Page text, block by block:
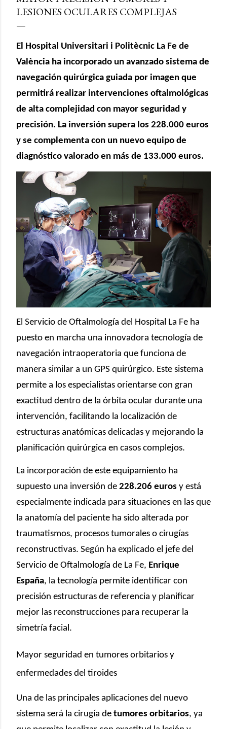
LESIONES OCULARES COMPLEJAS
El Hospital Universitari i Politècnic La Fe de
València ha incorporado un avanzado sistema de
navegación quirúrgica guiada por imagen que
permitirá realizar intervenciones oftalmológicas
de alta complejidad con mayor seguridad y
precisión. La inversión supera los 228.000 euros
y se complementa con un nuevo equipo de
diagnóstico valorado en más de 133.000 euros.
El Servicio de Oftalmología del Hospital La Fe ha
puesto en marcha una innovadora tecnología de
navegación intraoperatoria que funciona de
manera similar a un GPS quirúrgico. Este sistema
permite a los especialistas orientarse con gran
exactitud dentro de la órbita ocular durante una
intervención, facilitando la localización de
estructuras anatómicas delicadas y mejorando la
planificación quirúrgica en casos complejos.
La incorporación de este equipamiento ha
supuesto una inversión de 228.206 euros y está
especialmente indicada para situaciones en las que
la anatomía del paciente ha sido alterada por
traumatismos, procesos tumorales o cirugías
reconstructivas. Según ha explicado el jefe del
Servicio de Oftalmología de La Fe, Enrique
España, la tecnología permite identificar con
precisión estructuras de referencia y planificar
mejor las reconstrucciones para recuperar la
simetría facial.
Mayor seguridad en tumores orbitarios y
enfermedades del tiroides
Una de las principales aplicaciones del nuevo
sistema será la cirugía de tumores orbitarios, ya